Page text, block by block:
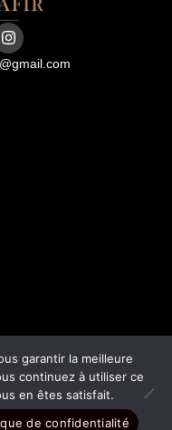
garantir la meilleure
continuez à utiliser ce
en êtes satisfait.
de confidentialité